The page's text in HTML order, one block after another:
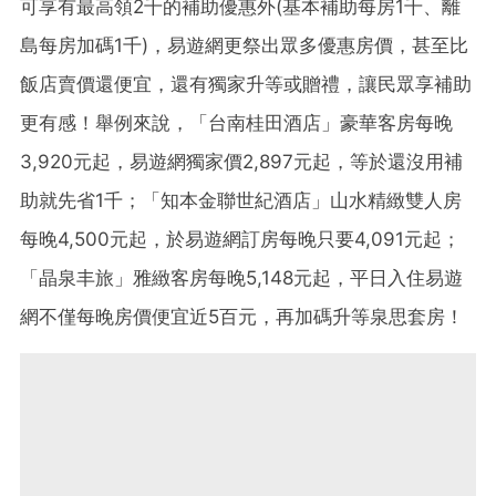
可享有最高領2千的補助優惠外(基本補助每房1千、離
島每房加碼1千)，易遊網更祭出眾多優惠房價，甚至比
飯店賣價還便宜，還有獨家升等或贈禮，讓民眾享補助
更有感！舉例來說，「台南桂田酒店」豪華客房每晚
3,920元起，易遊網獨家價2,897元起，等於還沒用補
助就先省1千；「知本金聯世紀酒店」山水精緻雙人房
每晚4,500元起，於易遊網訂房每晚只要4,091元起；
「晶泉丰旅」雅緻客房每晚5,148元起，平日入住易遊
網不僅每晚房價便宜近5百元，再加碼升等泉思套房！